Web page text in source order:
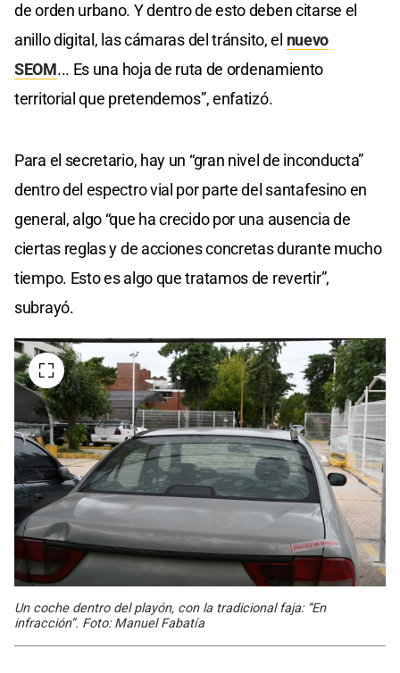
de orden urbano. Y dentro de esto deben citarse el
anillo digital, las cámaras del tránsito, el nuevo
SEOM... Es una hoja de ruta de ordenamiento
territorial que pretendemos”, enfatizó.
Para el secretario, hay un “gran nivel de inconducta”
dentro del espectro vial por parte del santafesino en
general, algo “que ha crecido por una ausencia de
ciertas reglas y de acciones concretas durante mucho
tiempo. Esto es algo que tratamos de revertir”,
subrayó.
Un coche dentro del playón, con la tradicional faja: “En
infracción”. Foto: Manuel Fabatía